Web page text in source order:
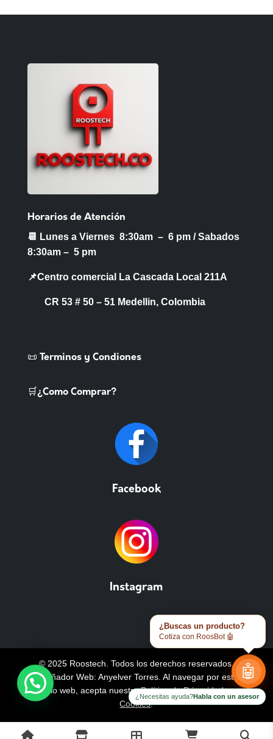
Horarios de Atención
📆 Lunes a Viernes 8:30am – 6 pm /Sabados
8:30am – 5 pm
📌Centro comercial La Cascada Local 211A
CR 53 # 50 – 51 Medellin, Colombia
📜 Terminos y Condiones
🛒¿Como Comprar?
Facebook
Instagram
© 2025 Roostech. Todos los derechos reservados.
Diseñador Web: Anyelver Torres . Al navegar por este
sitio web, acepta nuestraPolítica de Privacidad y
Cookies.
¿Buscas un producto?
Cotiza con RoosBot 🤖
🤖
¿Necesitas ayuda?Habla con un asesor